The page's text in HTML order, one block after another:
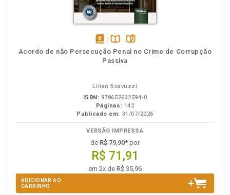
disponível
em
Disponível
na
páginas
Acordo de não Persecução Penal no Crime de Corrupção
Passiva
Lilian Scavuzzi
ISBN: 978652632594-0
Páginas: 142
Publicado em: 31/07/2026
VERSÃO IMPRESSA
de R$ 79,90* por
R$ 71,91
em 2x de R$ 35,96
ADICIONAR AO
CARRINHO